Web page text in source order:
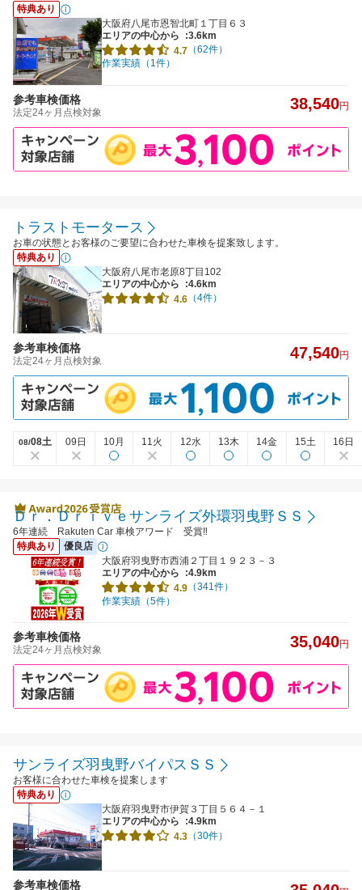
特典あり
大阪府八尾市恩智北町１丁目６３
エリアの中心から
:3.6km
4.7 （62件）
作業実績（1件）
参考車検価格
法定24ヶ月点検対象 38,540円
トラストモータース
お車の状態とお客様のご要望に合わせた車検を提案致します。
特典あり
大阪府八尾市老原8丁目102
エリアの中心から
:4.6km
4.6 （4件）
参考車検価格
法定24ヶ月点検対象 47,540円
08/08土 09日 10月 11火 12水 13木 14金 15土 16日
Ｄｒ．Ｄｒｉｖｅサンライズ外環羽曳野ＳＳ
6年連続 Rakuten Car 車検アワード 受賞‼
特典あり
優良店
大阪府羽曳野市西浦２丁目１９２３－３
エリアの中心から
:4.9km
4.9 （341件）
作業実績（5件）
参考車検価格
法定24ヶ月点検対象 35,040円
サンライズ羽曳野バイパスＳＳ
お客様に合わせた車検を提案します
特典あり
大阪府羽曳野市伊賀３丁目５６４－１
エリアの中心から
:4.9km
4.3 （30件）
参考車検価格